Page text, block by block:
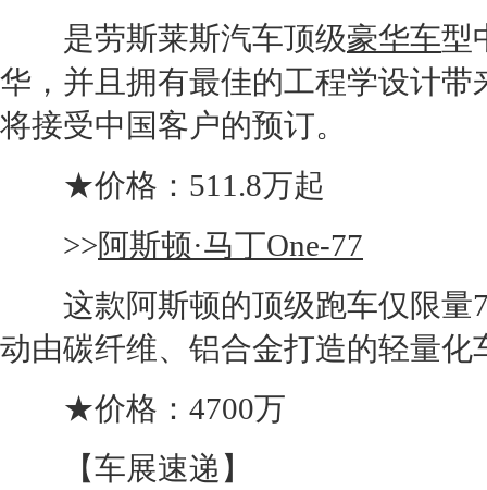
是劳斯莱斯汽车顶级豪华车型
华，并且拥有最佳的工程学设计
将接受中国客户的预订。
★价格：511.8万起
>>阿斯顿·马丁One-77
这款阿斯顿的顶级跑车仅限量
动由碳纤维、铝合金打造的轻量
★价格：4700万
【车展速递】